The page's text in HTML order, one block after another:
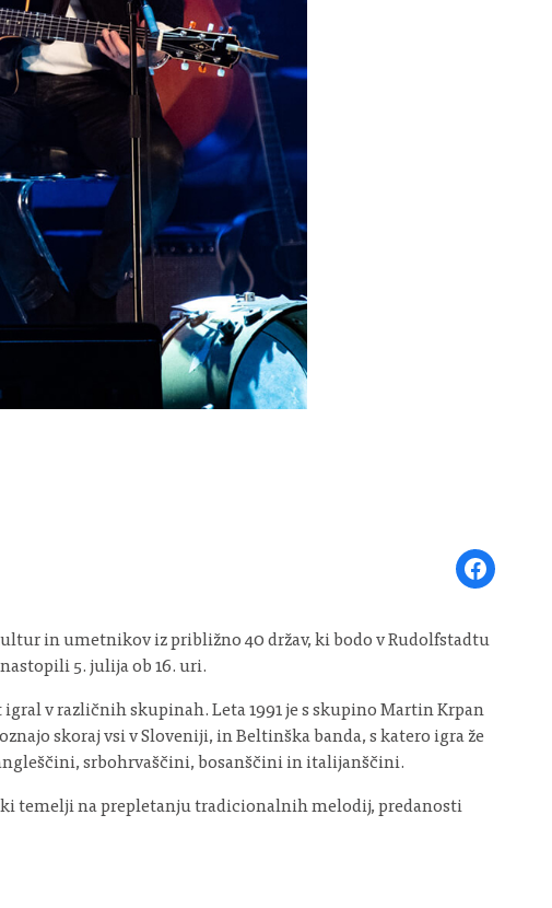
Share on
in umetnikov iz približno 40 držav, ki bodo v Rudolfstadtu
5. julija ob 16. uri.
v različnih skupinah. Leta 1991 je s skupino Martin Krpan
skoraj vsi v Sloveniji, in Beltinška banda, s katero igra že
srbohrvaščini, bosanščini in italijanščini.
temelji na prepletanju tradicionalnih melodij, predanosti